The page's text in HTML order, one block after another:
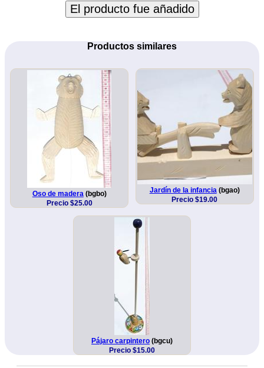
El producto fue añadido
Productos similares
Oso de madera (bgbo)
Precio $25.00
Jardín de la infancia(bgao)
Precio $19.00
Pájaro carpintero (bgcu)
Precio $15.00